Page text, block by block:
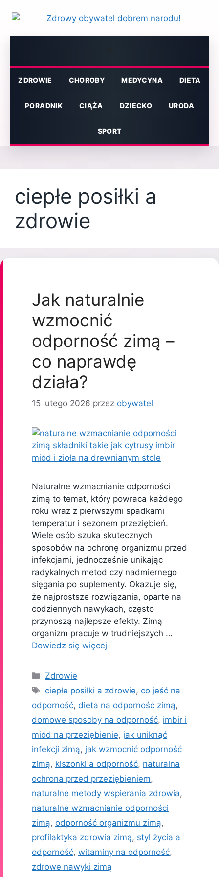
ZDROWIE CHOROBY MEDYCYNA DIETA
PORADNIK CIĄŻA DZIECKO URODA
SPORT
ciepłe posiłki a
zdrowie
Jak naturalnie
wzmocnić
odporność zimą –
co naprawdę
działa?
15 lutego 2026 przez obywatel
Naturalne wzmacnianie odporności
zimą to temat, który powraca każdego
roku wraz z pierwszymi spadkami
temperatur i sezonem przeziębień.
Wiele osób szuka skutecznych
sposobów na ochronę organizmu przed
infekcjami, jednocześnie unikając
radykalnych metod czy nadmiernego
sięgania po suplementy. Okazuje się,
że najprostsze rozwiązania, oparte na
codziennych nawykach, często
przynoszą najlepsze efekty. Zimą
organizm pracuje w trudniejszych …
Dowiedz się więcej
Kategorie
Zdrowie
Tagi
ciepłe posiłki a zdrowie, co jeść na
odporność, dieta na odporność zimą,
domowe sposoby na odporność, imbir i
miód na przeziębienie, jak uniknąć
infekcji zimą, jak wzmocnić odporność
zimą, kiszonki a odporność, naturalna
ochrona przed przeziębieniem,
naturalne metody wspierania zdrowia,
naturalne wzmacnianie odporności
zimą, odporność organizmu zimą,
profilaktyka zdrowia zimą, styl życia a
odporność, witaminy na odporność,
zdrowe nawyki zimą